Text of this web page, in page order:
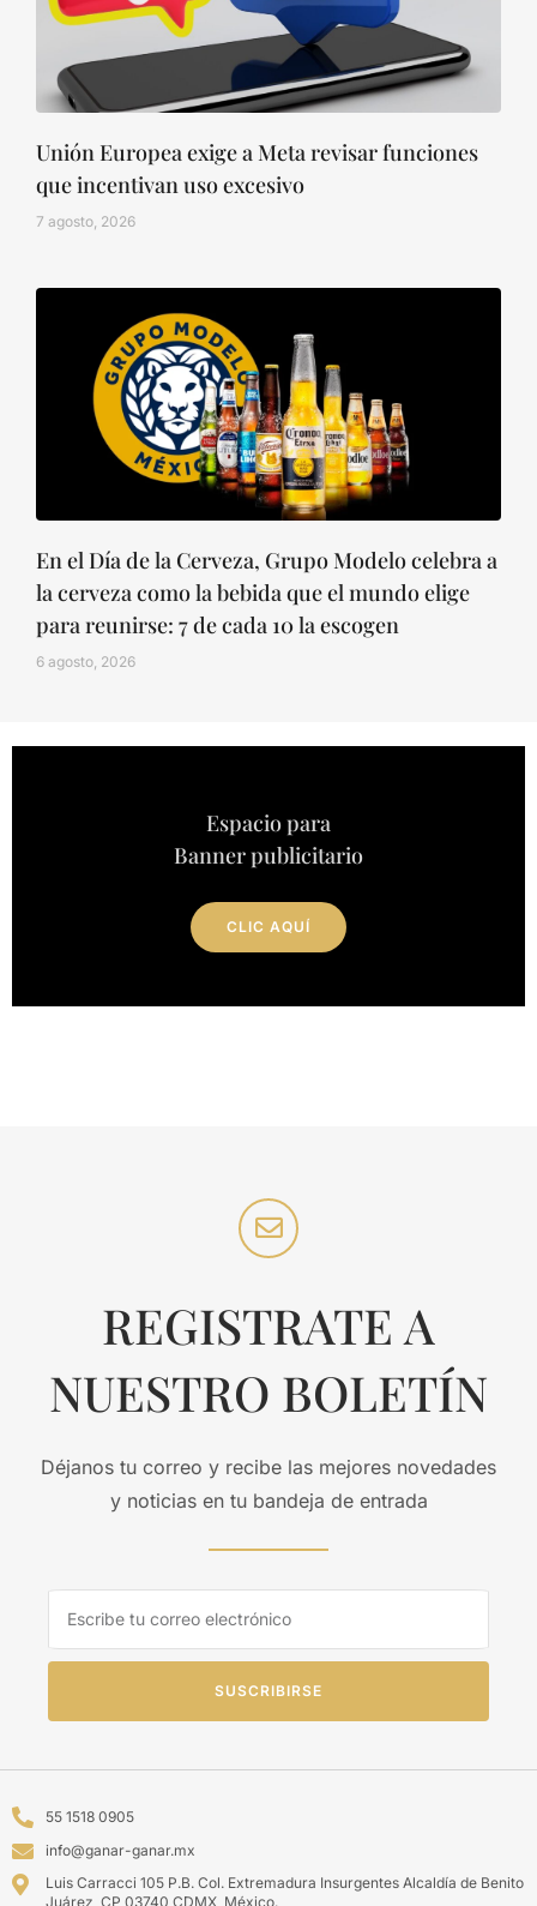
Unión Europea exige a Meta revisar funciones
que incentivan uso excesivo
7 agosto, 2026
En el Día de la Cerveza, Grupo Modelo celebra a
la cerveza como la bebida que el mundo elige
para reunirse: 7 de cada 10 la escogen
6 agosto, 2026
Espacio para
Banner publicitario
CLIC AQUÍ
REGISTRATE A
NUESTRO BOLETÍN
Déjanos tu correo y recibe las mejores novedades
y noticias en tu bandeja de entrada
SUSCRIBIRSE
55 1518 0905
info@ganar-ganar.mx
Luis Carracci 105 P.B. Col. Extremadura Insurgentes Alcaldía de Benito
Juárez, CP 03740 CDMX, México.